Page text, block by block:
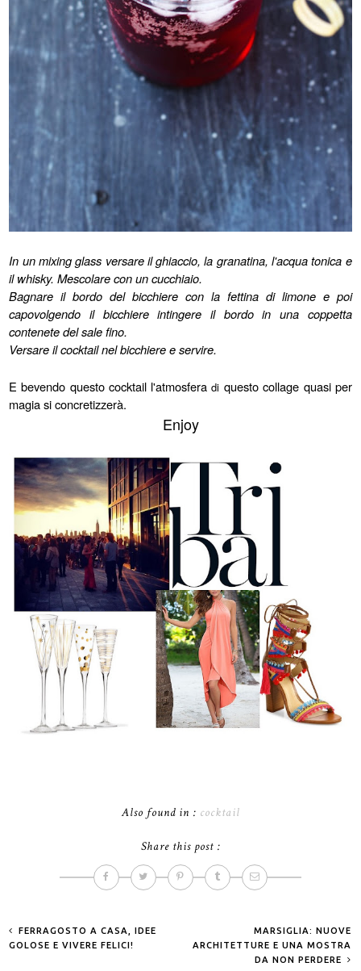
In un mixing glass versare il ghiaccio, la granatina, l'acqua tonica e
il whisky. Mescolare con un cucchiaio.
Bagnare il bordo del bicchiere con la fettina di limone e poi
capovolgendo il bicchiere intingere il bordo in una coppetta
contenete del sale fino.
Versare il cocktail nel bicchiere e servire.
E bevendo questo cocktail l'atmosfera di questo collage quasi per
magia si concretizzerà.
Enjoy
Also found in : cocktail
Share this post :
FERRAGOSTO A CASA, IDEE
GOLOSE E VIVERE FELICI!
MARSIGLIA: NUOVE
ARCHITETTURE E UNA MOSTRA
DA NON PERDERE